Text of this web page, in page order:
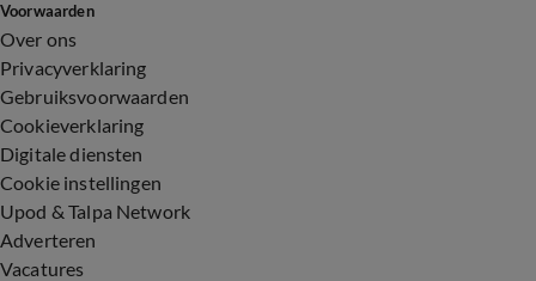
Voorwaarden
Over ons
Privacyverklaring
Gebruiksvoorwaarden
Cookieverklaring
Digitale diensten
Cookie instellingen
Upod & Talpa Network
Adverteren
Vacatures